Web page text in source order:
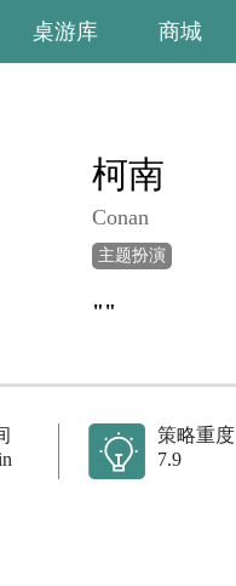
桌游库 商城
柯南
Conan
主题扮演
""
策略重度
7.9